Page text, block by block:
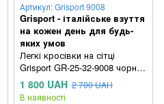
Артикул: Grisport 9008
Grisport - італійське взуття
на кожен день для будь-
яких умов
Легкі кросівки на сітці
Grisport GR-25-32-9008 чорні
44
1 800 UAH 2 700 UAH
В наявності